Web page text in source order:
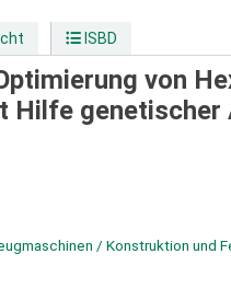
ISBD
von
Hilfe
/ Konstruktion und